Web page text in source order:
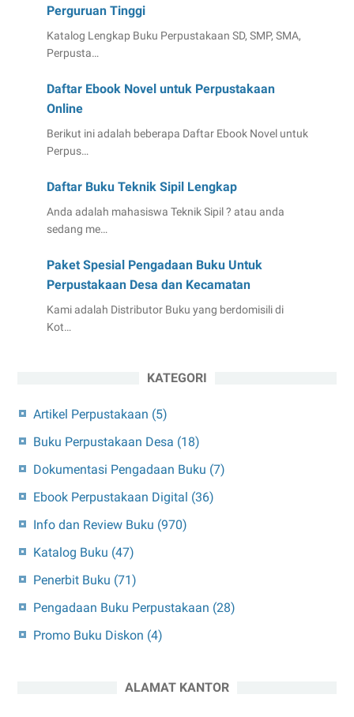
Perguruan Tinggi
Katalog Lengkap Buku Perpustakaan SD, SMP, SMA,
Perpusta…
Daftar Ebook Novel untuk Perpustakaan
Online
Berikut ini adalah beberapa Daftar Ebook Novel untuk
Perpus…
Daftar Buku Teknik Sipil Lengkap
Anda adalah mahasiswa Teknik Sipil ? atau anda
sedang me…
Paket Spesial Pengadaan Buku Untuk
Perpustakaan Desa dan Kecamatan
Kami adalah Distributor Buku yang berdomisili di
Kot…
KATEGORI
Artikel Perpustakaan (5)
Buku Perpustakaan Desa (18)
Dokumentasi Pengadaan Buku (7)
Ebook Perpustakaan Digital (36)
Info dan Review Buku (970)
Katalog Buku (47)
Penerbit Buku (71)
Pengadaan Buku Perpustakaan (28)
Promo Buku Diskon (4)
ALAMAT KANTOR